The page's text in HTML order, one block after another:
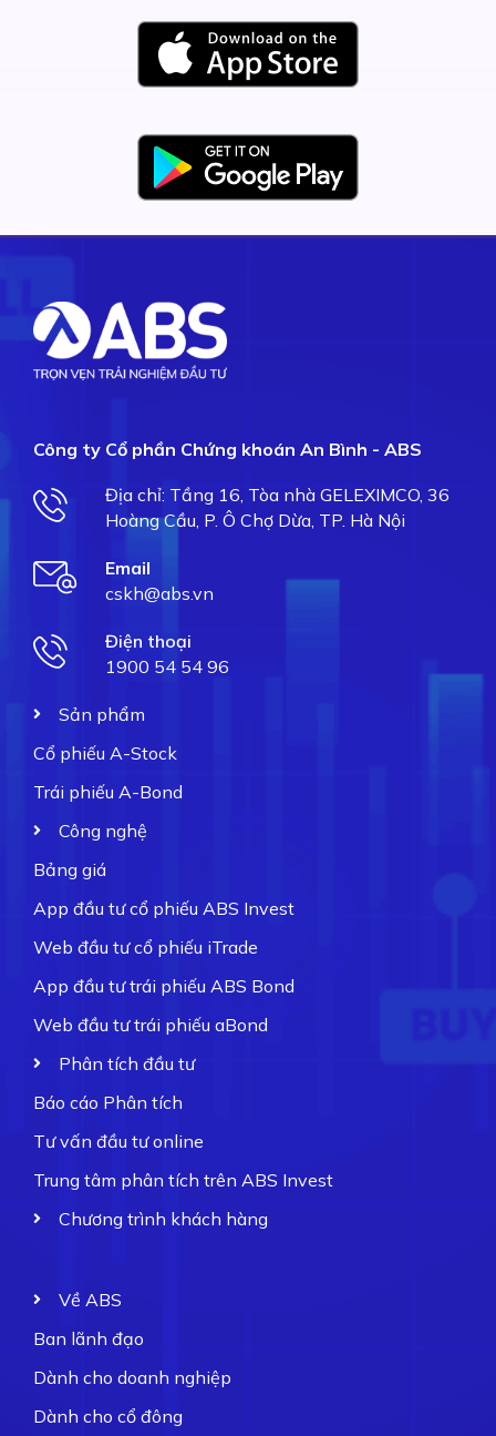
Công ty Cổ phần Chứng khoán An Bình - ABS
Địa chỉ: Tầng 16, Tòa nhà GELEXIMCO, 36
Hoàng Cầu, P. Ô Chợ Dừa, TP. Hà Nội
Email
cskh@abs.vn
Điện thoại
1900 54 54 96
Sản phẩm
Cổ phiếu A-Stock
Trái phiếu A-Bond
Công nghệ
Bảng giá
App đầu tư cổ phiếu ABS Invest
Web đầu tư cổ phiếu iTrade
App đầu tư trái phiếu ABS Bond
Web đầu tư trái phiếu aBond
Phân tích đầu tư
Báo cáo Phân tích
Tư vấn đầu tư online
Trung tâm phân tích trên ABS Invest
Chương trình khách hàng
Về ABS
Ban lãnh đạo
Dành cho doanh nghiệp
Dành cho cổ đông